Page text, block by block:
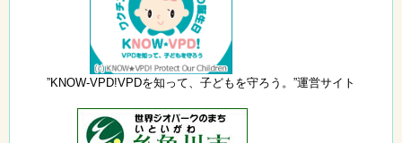
”KNOW-VPD!VPDを知って、子どもを守ろう。”運営サイト